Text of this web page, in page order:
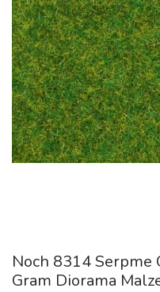
Noch 8314 Serpme
Gram Diorama